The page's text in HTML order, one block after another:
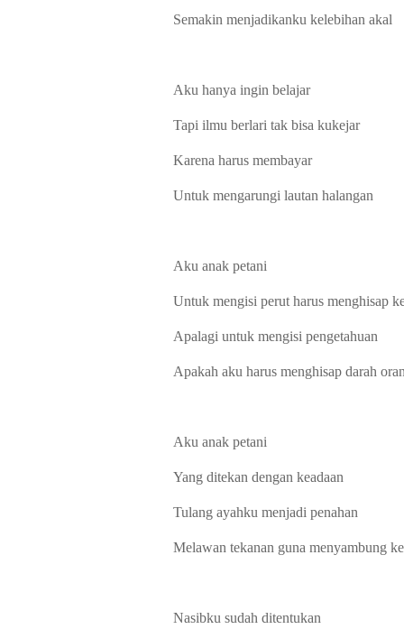
Semakin menjadikanku kelebihan akal
Aku hanya ingin belajar
Tapi ilmu berlari tak bisa kukejar
Karena harus membayar
Untuk mengarungi lautan halangan
Aku anak petani
Untuk mengisi perut harus menghisap
Apalagi untuk mengisi pengetahuan
Apakah aku harus menghisap darah
Aku anak petani
Yang ditekan dengan keadaan
Tulang ayahku menjadi penahan
Melawan tekanan guna menyambung
Nasibku sudah ditentukan